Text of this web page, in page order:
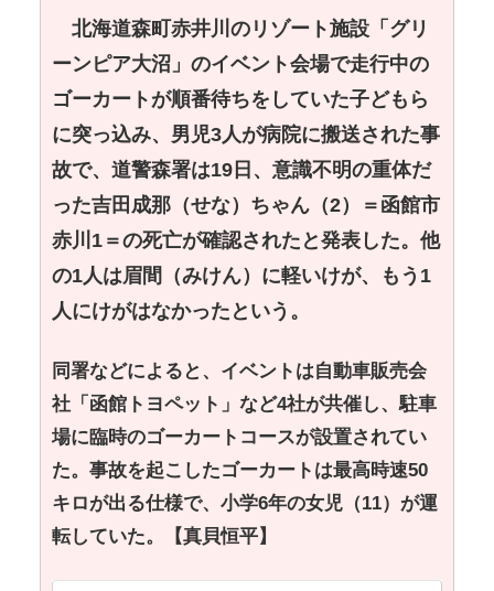
北海道森町赤井川のリゾート施設「グリ
ーンピア大沼」のイベント会場で走行中の
ゴーカートが順番待ちをしていた子どもら
に突っ込み、男児3人が病院に搬送された事
故で、道警森署は19日、意識不明の重体だ
った吉田成那（せな）ちゃん（2）＝函館市
赤川1＝の死亡が確認されたと発表した。他
の1人は眉間（みけん）に軽いけが、もう1
人にけがはなかったという。
同署などによると、イベントは自動車販売会
社「函館トヨペット」など4社が共催し、駐車
場に臨時のゴーカートコースが設置されてい
た。事故を起こしたゴーカートは最高時速50
キロが出る仕様で、小学6年の女児（11）が運
転していた。【真貝恒平】